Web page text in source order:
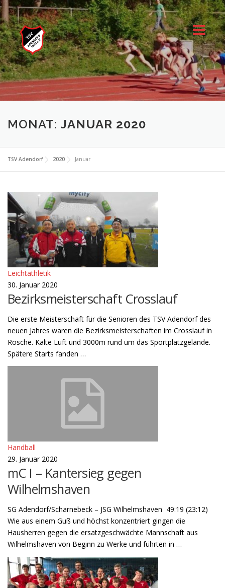
Zum
Inhalt
springen
Menü
MONAT: JANUAR 2020
TSV Adendorf 2020 Januar
Leichtathletik
30. Januar 2020
Bezirksmeisterschaft Crosslauf
Die erste Meisterschaft für die Senioren des TSV Adendorf des
neuen Jahres waren die Bezirksmeisterschaften im Crosslauf in
Rosche. Kalte Luft und 3000m rund um das Sportplatzgelände.
Spätere Starts fanden …
Handball
29. Januar 2020
mC I – Kantersieg gegen
Wilhelmshaven
SG Adendorf/Scharnebeck – JSG Wilhelmshaven 49:19 (23:12)
Wie aus einem Guß und höchst konzentriert gingen die
Hausherren gegen die ersatzgeschwächte Mannschaft aus
Wilhelmshaven von Beginn zu Werke und führten in …